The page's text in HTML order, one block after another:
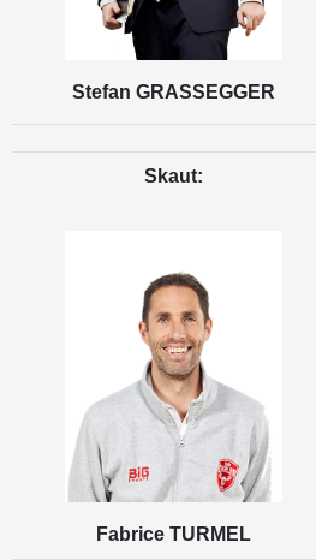
Stefan GRASSEGGER
Skaut:
Fabrice TURMEL